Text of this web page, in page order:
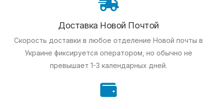
Доставка Новой Почтой
Скорость доставки в любое отделение Новой почты в
Украине фиксируется оператором, но обычно не
превышает 1-3 календарных дней.